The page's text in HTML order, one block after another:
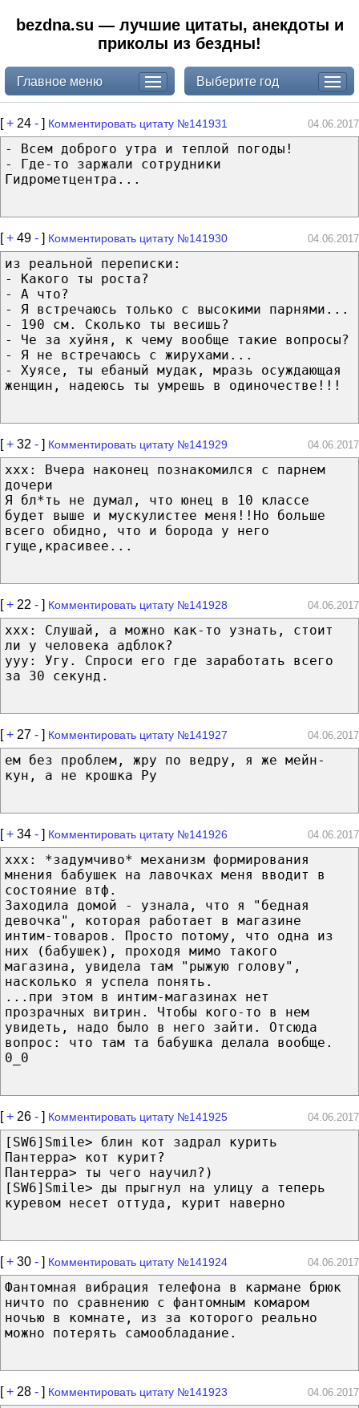
bezdna.su — лучшие цитаты, анекдоты и
приколы из бездны!
Главное меню Выберите год
[+ 24 - ] Комментировать цитату №141931 04.06.2017
- Всем доброго утра и теплой погоды!
- Где-то заржали сотрудники
Гидрометцентра...
[+ 49 - ] Комментировать цитату №141930 04.06.2017
из реальной переписки:
- Какого ты роста?
- А что?
- Я встречаюсь только с высокими парнями...
- 190 см. Сколько ты весишь?
- Че за хуйня, к чему вообще такие вопросы?
- Я не встречаюсь с жирухами...
- Хуясе, ты ебаный мудак, мразь осуждающая
женщин, надеюсь ты умрешь в одиночестве!!!
[+ 32 - ] Комментировать цитату №141929 04.06.2017
xxx: Вчера наконец познакомился с парнем
дочери
Я бл*ть не думал, что юнец в 10 классе
будет выше и мускулистее меня!!Но больше
всего обидно, что и борода у него
гуще,красивее...
[+ 22 - ] Комментировать цитату №141928 04.06.2017
ххх: Слушай, а можно как-то узнать, стоит
ли у человека адблок?
ууу: Угу. Спроси его где заработать всего
за 30 секунд.
[+ 27 - ] Комментировать цитату №141927 04.06.2017
ем без проблем, жру по ведру, я же мейн-
кун, а не крошка Ру
[+ 34 - ] Комментировать цитату №141926 04.06.2017
ххх: *задумчиво* механизм формирования
мнения бабушек на лавочках меня вводит в
состояние втф.
Заходила домой - узнала, что я "бедная
девочка", которая работает в магазине
интим-товаров. Просто потому, что одна из
них (бабушек), проходя мимо такого
магазина, увидела там "рыжую голову",
насколько я успела понять.
...при этом в интим-магазинах нет
прозрачных витрин. Чтобы кого-то в нем
увидеть, надо было в него зайти. Отсюда
вопрос: что там та бабушка делала вообще.
0_0
[+ 26 - ] Комментировать цитату №141925 04.06.2017
[SW6]Smile> блин кот задрал курить
Пантерра> кот курит?
Пантерра> ты чего научил?)
[SW6]Smile> ды прыгнул на улицу а теперь
куревом несет оттуда, курит наверно
[+ 30 - ] Комментировать цитату №141924 04.06.2017
Фантомная вибрация телефона в кармане брюк
ничто по сравнению с фантомным комаром
ночью в комнате, из за которого реально
можно потерять самообладание.
[+ 28 - ] Комментировать цитату №141923 04.06.2017